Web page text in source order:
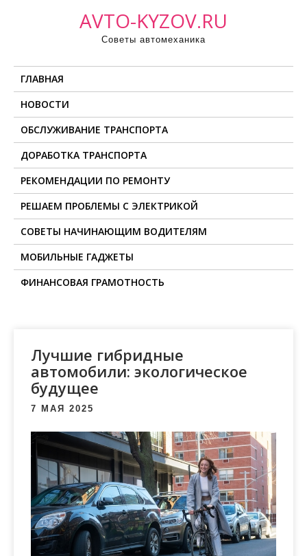
AVTO-KYZOV.RU
Советы автомеханика
ГЛАВНАЯ
НОВОСТИ
ОБСЛУЖИВАНИЕ ТРАНСПОРТА
ДОРАБОТКА ТРАНСПОРТА
РЕКОМЕНДАЦИИ ПО РЕМОНТУ
РЕШАЕМ ПРОБЛЕМЫ С ЭЛЕКТРИКОЙ
СОВЕТЫ НАЧИНАЮЩИМ ВОДИТЕЛЯМ
МОБИЛЬНЫЕ ГАДЖЕТЫ
ФИНАНСОВАЯ ГРАМОТНОСТЬ
Лучшие гибридные
автомобили: экологическое
будущее
7 МАЯ 2025